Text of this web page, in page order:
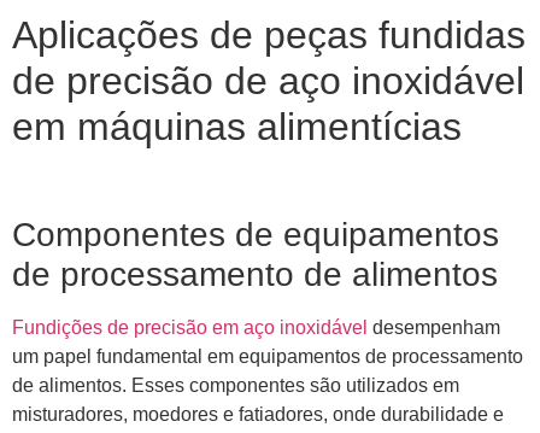
Aplicações de peças fundidas
de precisão de aço inoxidável
em máquinas alimentícias
Componentes de equipamentos
de processamento de alimentos
Fundições de precisão em aço inoxidável desempenham
um papel fundamental em equipamentos de processamento
de alimentos. Esses componentes são utilizados em
misturadores, moedores e fatiadores, onde durabilidade e